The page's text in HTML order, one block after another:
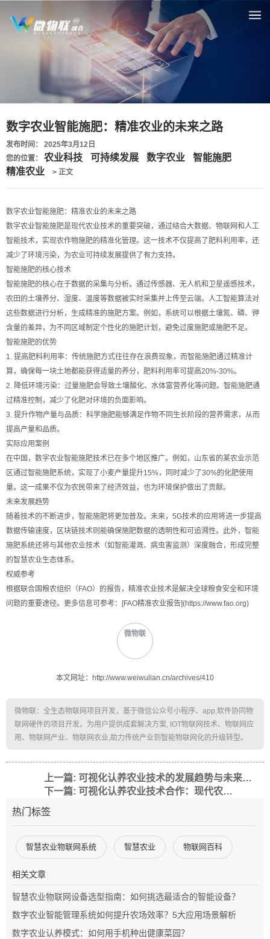
数字农业智能施肥：精准农业的未来之路
发布时间： 2025年3月12日
您的位置： 农业科技 可持续发展 数字农业
智能施肥
精准农业
> 正文
数字农业智能施肥：精准农业的未来之路
数字农业智能施肥是现代农业技术的重要突破，通过结合大数据、物联网和人工
智能技术，实现农作物施肥的精准化管理。这一技术不仅提高了肥料利用率，还
减少了环境污染，为农业可持续发展提供了有力支持。
智能施肥的核心技术
智能施肥的核心在于数据的采集与分析。通过传感器、无人机和卫星遥感技术，
农田的土壤养分、湿度、温度等数据被实时采集并上传至云端。人工智能算法对
这些数据进行分析，生成精准的施肥方案。例如，系统可以根据土壤氮、磷、钾
含量的差异，为不同区域制定个性化的施肥计划，避免过度施肥或施肥不足。
智能施肥的优势
1. 提高肥料利用率：传统施肥方式往往存在浪费现象，而智能施肥通过精准计
算，确保每一块土地都能获得适量的养分，肥料利用率可提高20%-30%。
2. 降低环境污染：过量施肥会导致土壤酸化、水体富营养化等问题。智能施肥通
过精准控制，减少了化肥对环境的负面影响。
3. 提升作物产量与品质：科学施肥能够满足作物不同生长阶段的营养需求，从而
提高产量和品质。
实际应用案例
在中国，数字农业智能施肥技术已在多个地区推广。例如，山东省的某农业示范
区通过智能施肥系统，实现了小麦产量提升15%，同时减少了30%的化肥使用
量。这一成果不仅为农民带来了经济效益，也为环境保护做出了贡献。
未来发展趋势
随着技术的不断进步，智能施肥将更加普及。未来，5G技术的应用将进一步提高
数据传输速度，区块链技术则能确保施肥数据的透明性和可追溯性。此外，智能
施肥系统还将与其他农业技术（如智能灌溉、病虫害监测）深度融合，形成完整
的智慧农业生态体系。
权威参考
根据联合国粮农组织（FAO）的报告，精准农业技术是解决全球粮食安全和环境
问题的重要途径。更多信息可参考：[FAO精准农业报告](https://www.fao.org)
微物联
本文网址：http://www.weiwulian.cn/archives/410
微物联：全生态物联网项目开发，基于微信公众号小程序、app,软件协同物
联网硬件的项目开发。为用户提供成套解决方案, IOT物联网技术、物联网应
用、物联网产业、物联网农业,助力传统产业到智能物联网化的升级转型。
上一篇: 可视化认养农业技术的发展趋势与未来展望
下一篇: 可视化认养农业技术合作：现代农业的新模式
热门标签
智慧农业物联网系统 智慧农业 物联网百科
相关文章
智慧农业物联网设备选型指南：如何挑选最适合的智能设备？
数字农业智能管理系统如何提升农场效率？5大应用场景解析
数字农业认养模式：如何用手机种出健康菜园？